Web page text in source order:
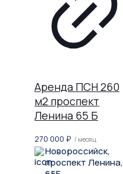
Аренда ПСН 260
м2 проспект
Ленина 65 Б
270 000 ₽ / месяц
Новороссийск,
проспект Ленина,